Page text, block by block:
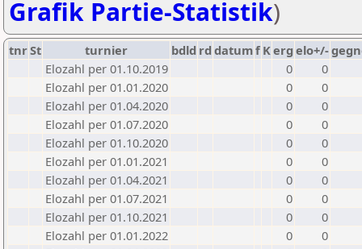
Grafik Partie-Statistik)
tnrSt turnier bdld rd datumf Kerg elo+/-
Elozahl per 01.10.2019
0
0
Elozahl per 01.01.2020
0
0
Elozahl per 01.04.2020
0
0
Elozahl per 01.07.2020
0
0
Elozahl per 01.10.2020
0
0
Elozahl per 01.01.2021
0
0
Elozahl per 01.04.2021
0
0
Elozahl per 01.07.2021
0
0
Elozahl per 01.10.2021
0
0
Elozahl per 01.01.2022
0
0